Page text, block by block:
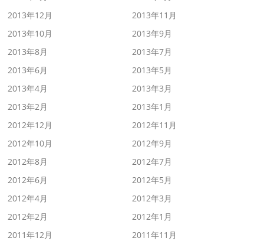
2013年12月
2013年11月
2013年10月
2013年9月
2013年8月
2013年7月
2013年6月
2013年5月
2013年4月
2013年3月
2013年2月
2013年1月
2012年12月
2012年11月
2012年10月
2012年9月
2012年8月
2012年7月
2012年6月
2012年5月
2012年4月
2012年3月
2012年2月
2012年1月
2011年12月
2011年11月